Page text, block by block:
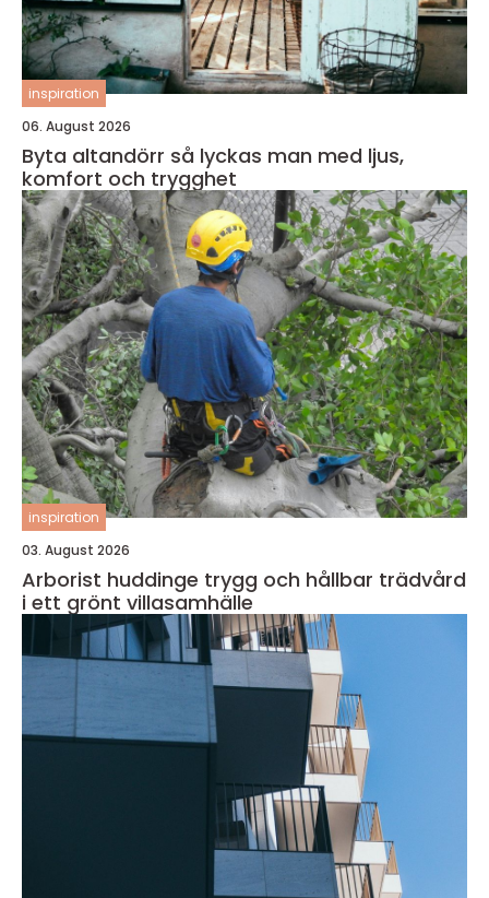
inspiration
06. August 2026
Byta altandörr så lyckas man med ljus,
komfort och trygghet
inspiration
03. August 2026
Arborist huddinge trygg och hållbar trädvård
i ett grönt villasamhälle